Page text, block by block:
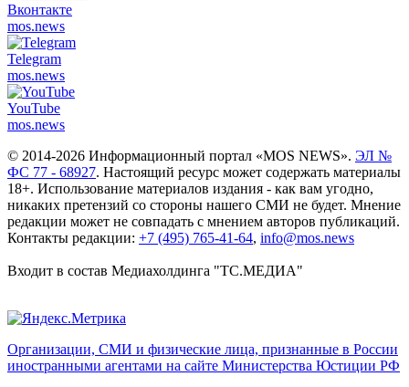
Вконтакте
mos.news
Telegram
mos.news
YouTube
mos.news
© 2014-2026 Информационный портал «MOS NEWS». ЭЛ №
ФС 77 - 68927. Настоящий ресурс может содержать материалы
18+. Использование материалов издания - как вам угодно,
никаких претензий со стороны нашего СМИ не будет. Мнение
редакции может не совпадать с мнением авторов публикаций.
Контакты редакции: +7 (495) 765-41-64, info@mos.news
Входит в состав Медиахолдинга "ТС.МЕДИА"
Организации, СМИ и физические лица, признанные в России
иностранными агентами на сайте Министерства Юстиции РФ